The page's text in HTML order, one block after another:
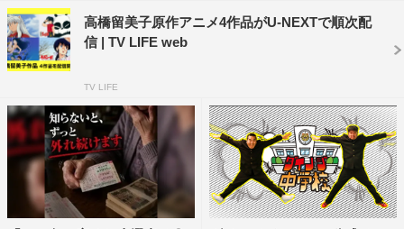
高橋留美子原作アニメ4作品がU-NEXTで順次配
信 | TV LIFE web
TV LIFE